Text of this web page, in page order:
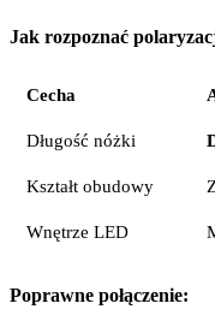
Jak rozpoznać
Cecha
Długość nóżki
Kształt obudowy
Wnętrze LED
Poprawne połączenie: